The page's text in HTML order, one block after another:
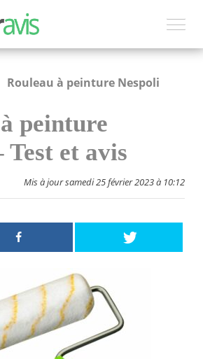
Rouleau à peinture Nespoli
peinture
Test et avis
Mis à jour samedi 25 février 2023 à 10:12